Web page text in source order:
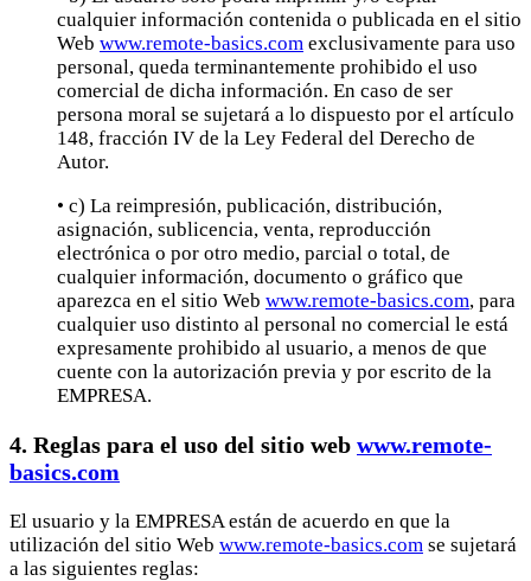
cualquier información contenida o publicada en el sitio
Web www.remote-basics.com exclusivamente para uso
personal, queda terminantemente prohibido el uso
comercial de dicha información. En caso de ser
persona moral se sujetará a lo dispuesto por el artículo
148, fracción IV de la Ley Federal del Derecho de
Autor.
• c) La reimpresión, publicación, distribución,
asignación, sublicencia, venta, reproducción
electrónica o por otro medio, parcial o total, de
cualquier información, documento o gráfico que
aparezca en el sitio Web www.remote-basics.com, para
cualquier uso distinto al personal no comercial le está
expresamente prohibido al usuario, a menos de que
cuente con la autorización previa y por escrito de la
EMPRESA.
4. Reglas para el uso del sitio web www.remote-
basics.com
El usuario y la EMPRESA están de acuerdo en que la
utilización del sitio Web www.remote-basics.com se sujetará
a las siguientes reglas: